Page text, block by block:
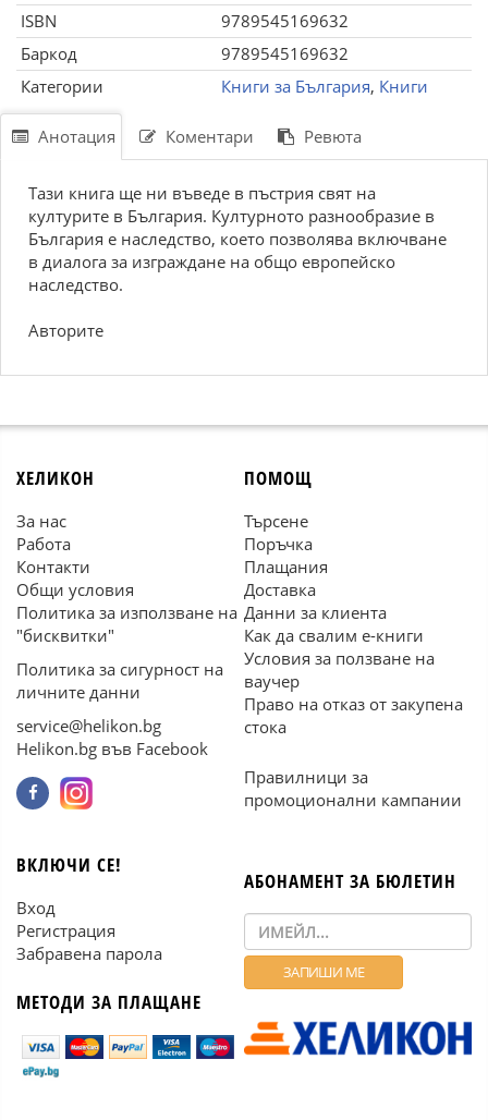
ISBN
9789545169632
Баркод
9789545169632
Категории
Книги за България, Книги
Анотация Коментари Ревюта
Тази книга ще ни въведе в пъстрия свят на
културите в България. Културното разнообразие в
България е наследство, което позволява включване
в диалога за изграждане на общо европейско
наследство.
Авторите
ХЕЛИКОН
За нас
Работа
Контакти
Общи условия
Политика за използване на
"бисквитки"
Политика за сигурност на
личните данни
service@helikon.bg
Helikon.bg във Facebook
ПОМОЩ
Търсене
Поръчка
Плащания
Доставка
Данни за клиента
Как да свалим е-книги
Условия за ползване на
ваучер
Право на отказ от закупена
стока
Правилници за
промоционални кампании
ВКЛЮЧИ СЕ!
Вход
Регистрация
Забравена парола
МЕТОДИ ЗА ПЛАЩАНЕ
АБОНАМЕНТ ЗА БЮЛЕТИН